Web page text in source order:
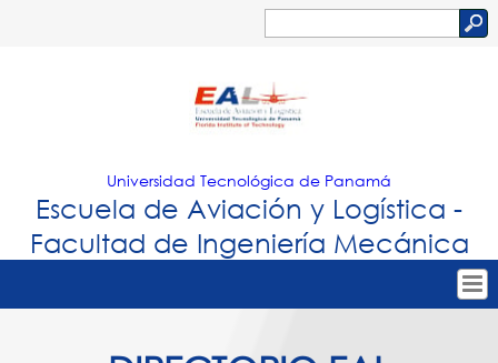
Jump to navigation
de
búsqueda
Universidad Tecnológica de Panamá
Escuela de Aviación y Logística -
Facultad de Ingeniería Mecánica